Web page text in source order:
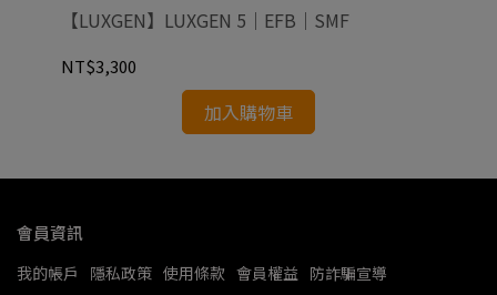
【LUXGEN】LUXGEN 5｜EFB｜SMF
NT$3,300
加入購物車
會員資訊
我的帳戶 隱私政策 使用條款 會員權益 防詐騙宣導